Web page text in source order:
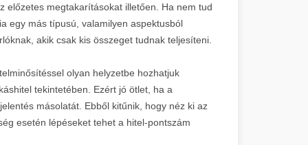
előzetes megtakarításokat illetően. Ha nem tud
egy más típusú, valamilyen aspektusból
akik csak kis összeget tudnak teljesíteni.
olyan helyzetbe hozhatjuk
tekintetében. Ezért jó ötlet, ha a
másolatát. Ebből kitűnik, hogy néz ki az
esetén lépéseket tehet a hitel-pontszám